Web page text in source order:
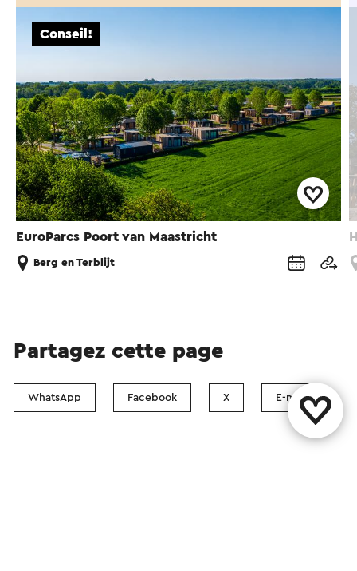
EuroParcs Poort van Maastricht
Conseil!
Berg en Terblijt
Partagez cette page
WhatsApp Facebook X E-mail